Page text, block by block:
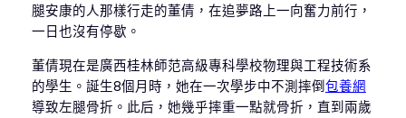
腿安康的人那樣行走的董倩，在追夢路上一向奮力前行，
一日也沒有停歇。
董倩現在是廣西桂林師范高級專科學校物理與工程技術系
的學生。誕生8個月時，她在一次學步中不測摔倒包養網
導致左腿骨折。此后，她幾乎摔重一點就骨折，直到兩歲